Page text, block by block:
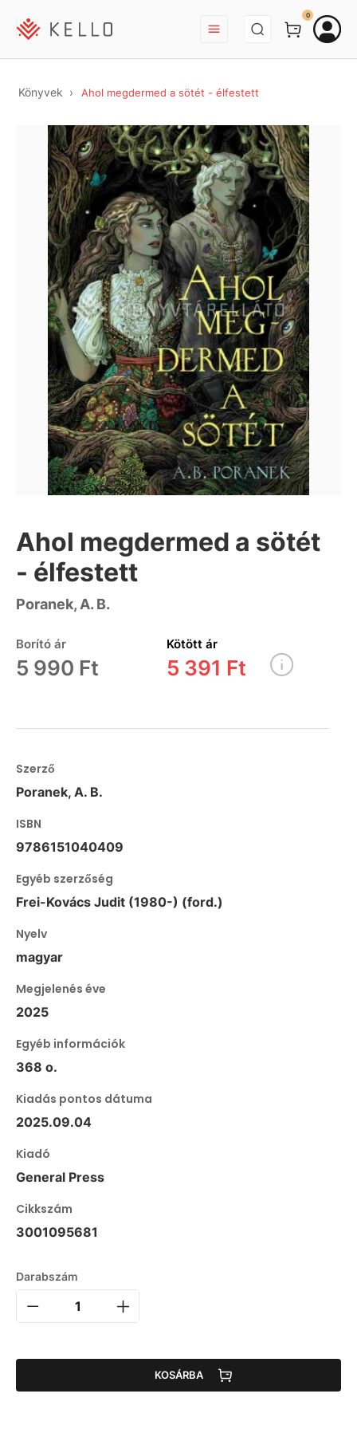
BEJELENTKEZÉS
0
Könyvek Ahol megdermed a sötét - élfestett
Ahol megdermed a sötét
- élfestett
Poranek, A. B.
Borító ár
5 990 Ft
Kötött ár
5 391 Ft
Szerző
Poranek, A. B.
ISBN
9786151040409
Egyéb szerzőség
Frei-Kovács Judit (1980-) (ford.)
Nyelv
magyar
Megjelenés éve
2025
Egyéb információk
368 o.
Kiadás pontos dátuma
2025.09.04
Kiadó
General Press
Cikkszám
3001095681
Darabszám
KOSÁRBA